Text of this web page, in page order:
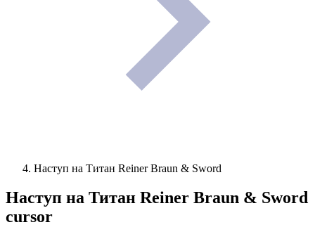
Наступ на Титан Reiner Braun & Sword
Наступ на Титан Reiner Braun & Sword
cursor